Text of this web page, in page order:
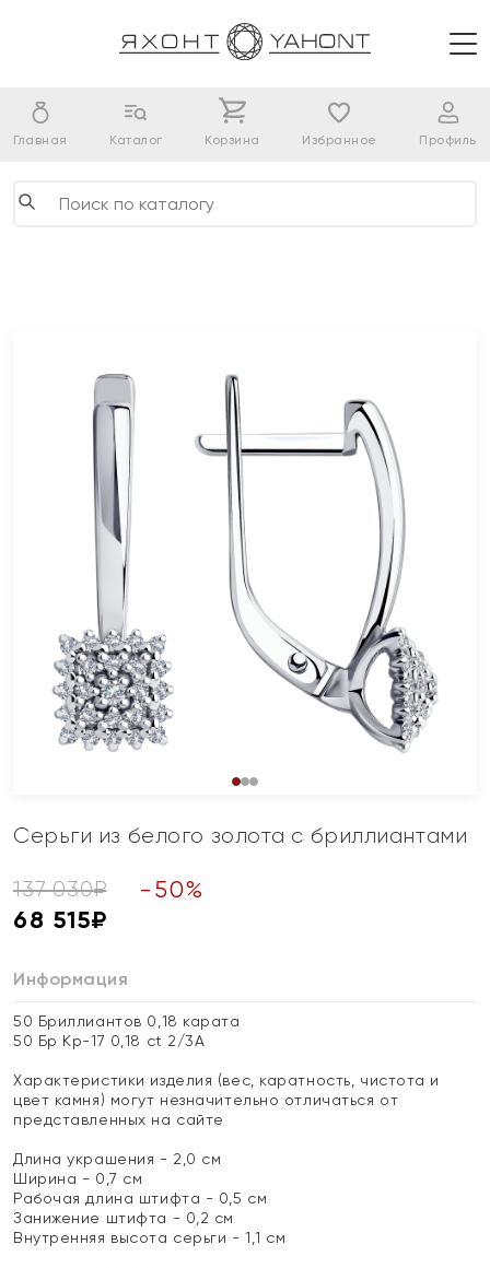
Главная Каталог Корзина Избранное Профиль
Серьги из белого золота с бриллиантами
137 030₽ - 50%
68 515₽
Информация
50 Бриллиантов 0,18 карата
50 Бр Кр-17 0,18 ct 2/3А
Характеристики изделия (вес, каратность, чистота и
цвет камня) могут незначительно отличаться от
представленных на сайте
Длина украшения - 2,0 см
Ширина - 0,7 см
Рабочая длина штифта - 0,5 см
Занижение штифта - 0,2 см
Внутренняя высота серьги - 1,1 см